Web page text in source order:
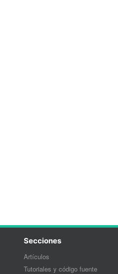
Secciones
Artículos
Tutoriales y código fuente